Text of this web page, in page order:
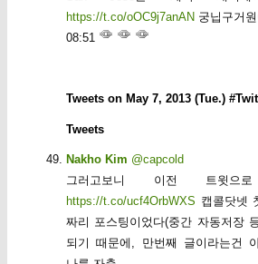
https://t.co/oOC9j7anAN 궁닙구거
08:51
Tweets on May 7, 2013 (Tue.)
Tweets
Nakho Kim @capcold
그러고보니 이전 트윗으
https://t.co/ucf4OrbWXS 캡콜닷넷
짜리 포스팅이었다(중간 자동저장
되기 때문에, 만번째 글이라는건